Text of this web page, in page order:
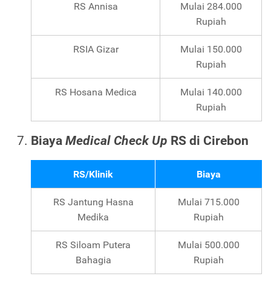
RS Annisa
Mulai 284.000
Rupiah
RSIA Gizar
Mulai 150.000
Rupiah
RS Hosana Medica
Mulai 140.000
Rupiah
Biaya Medical Check Up RS di Cirebon
RS/Klinik Biaya
RS Jantung Hasna
Medika
Mulai 715.000
Rupiah
RS Siloam Putera
Bahagia
Mulai 500.000
Rupiah